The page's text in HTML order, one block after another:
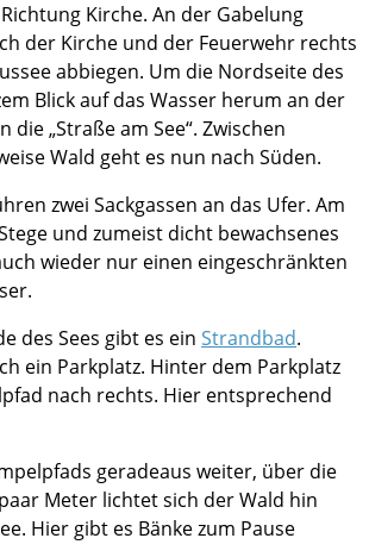
Kirche. An der Gabelung
der Kirche und der Feuerwehr rechts
abbiegen. Um die Nordseite des
Blick auf das Wasser herum an der
die „Straße am See“. Zwischen
Wald geht es nun nach Süden.
zwei Sackgassen an das Ufer. Am
und zumeist dicht bewachsenes
wieder nur einen eingeschränkten
des Sees gibt es ein Strandbad.
ein Parkplatz. Hinter dem Parkplatz
nach rechts. Hier entsprechend
geradeaus weiter, über die
Meter lichtet sich der Wald hin
Hier gibt es Bänke zum Pause